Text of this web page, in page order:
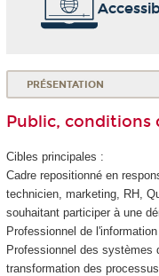
PRÉSENTATION
Public, conditions
Cibles principales :
Cadre repositionné en
technicien, marketing, RH,
souhaitant participer à une
Professionnel de
Professionnel des systèmes
transformation des